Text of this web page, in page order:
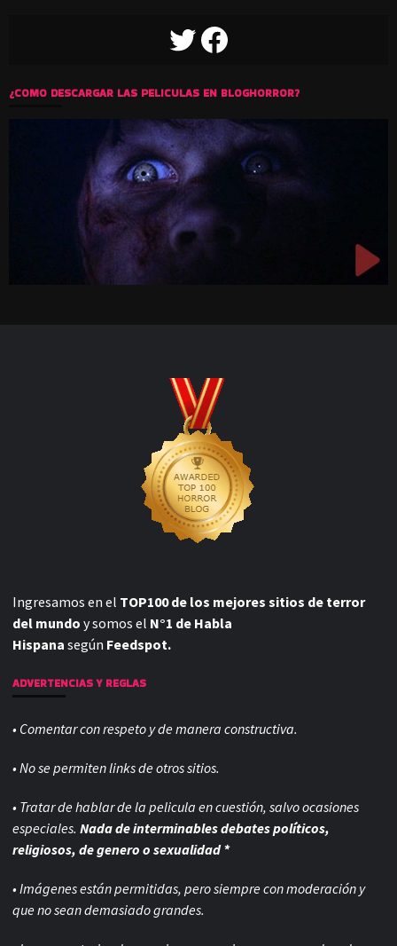
TWITTERFACEBOOK
¿COMO DESCARGAR LAS PELICULAS EN BLOGHORROR?
Ingresamos en el TOP100 de los mejores sitios de terror
del mundo y somos el N°1 de Habla
Hispana según Feedspot.
ADVERTENCIAS Y REGLAS
• Comentar con respeto y de manera constructiva.
• No se permiten links de otros sitios.
• Tratar de hablar de la pelicula en cuestión, salvo ocasiones
especiales. Nada de interminables debates políticos,
religiosos, de genero o sexualidad *
• Imágenes están permitidas, pero siempre conmoderación y
que no sean demasiado grandes.